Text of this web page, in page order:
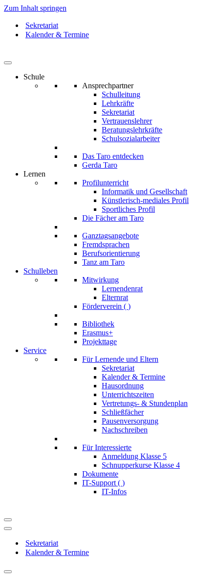
Zum Inhalt springen
Sekretariat
Kalender & Termine
Schule
Ansprechpartner
Schulleitung
Lehrkräfte
Sekretariat
Vertrauenslehrer
Beratungslehrkräfte
Schulsozialarbeiter
Das Taro entdecken
Gerda Taro
Lernen
Profilunterricht
Informatik und Gesellschaft
Künstlerisch-mediales Profil
Sportliches Profil
Die Fächer am Taro
Ganztagsangebote
Fremdsprachen
Berufsorientierung
Tanz am Taro
Schulleben
Mitwirkung
Lernendenrat
Elternrat
Förderverein ( )
Bibliothek
Erasmus+
Projekttage
Service
Für Lernende und Eltern
Sekretariat
Kalender & Termine
Hausordnung
Unterrichtszeiten
Vertretungs- & Stundenplan
Schließfächer
Pausenversorgung
Nachschreiben
Für Interessierte
Anmeldung Klasse 5
Schnupperkurse Klasse 4
Dokumente
IT-Support ( )
IT-Infos
Navigationsmenü
Navigationsmenü
Sekretariat
Kalender & Termine